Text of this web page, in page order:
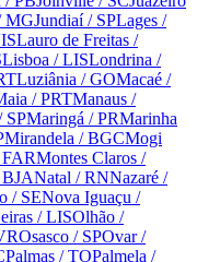
MGJundiaí/ SPLages /
Lauro de Freitas /
Lisboa / LISLondrina /
Luziânia / GOMacaé /
/ PRTManaus /
SPMaringá / PRMarinha
Mirandela / BGCMogi
Montes Claros /
Natal / RNNazaré /
/ SENova Iguaçu /
/ LISOlhão /
Osasco / SPOvar/
Palmas / TOPalmela /